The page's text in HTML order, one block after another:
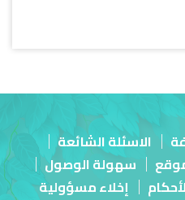
الاسئلة الشائعة
سهولة الوصول
إخلاء مسؤولية